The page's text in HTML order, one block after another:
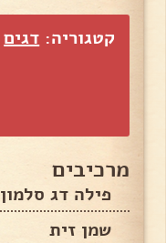
קטגוריה: דגים
מרכיבים
פילה דג סלמון
שמן זית